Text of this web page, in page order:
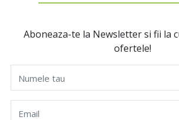
Aboneaza-te la Newsletter si fii la
ofertele!
Numele tau
Email